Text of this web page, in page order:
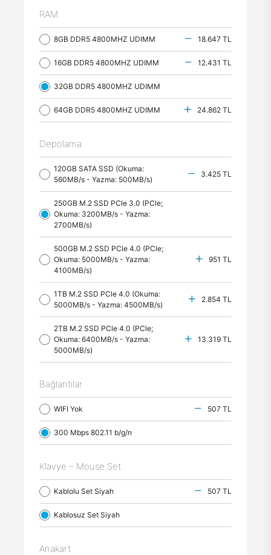
RAM
8GB DDR5 4800MHZ UDIMM 18.647 TL
16GB DDR5 4800MHZ UDIMM 12.431 TL
32GB DDR5 4800MHZ UDIMM
64GB DDR5 4800MHZ UDIMM 24.862 TL
Depolama
120GB SATA SSD (Okuma:
560MB/s - Yazma: 500MB/s)
3.425 TL
250GB M.2 SSD PCle 3.0 (PCle;
Okuma: 3200MB/s - Yazma:
2700MB/s)
500GB M.2 SSD PCle 4.0 (PCle;
Okuma: 5000MB/s - Yazma:
4100MB/s)
951 TL
1TB M.2 SSD PCle 4.0 (Okuma:
5000MB/s - Yazma: 4500MB/s)
2.854 TL
2TB M.2 SSD PCle 4.0 (PCle;
Okuma: 6400MB/s - Yazma:
5000MB/s)
13.319 TL
Bağlantılar
WIFI Yok 507 TL
300 Mbps 802.11 b/g/n
Klavye – Mouse Set
Kablolu Set Siyah 507 TL
Kablosuz Set Siyah
Anakart